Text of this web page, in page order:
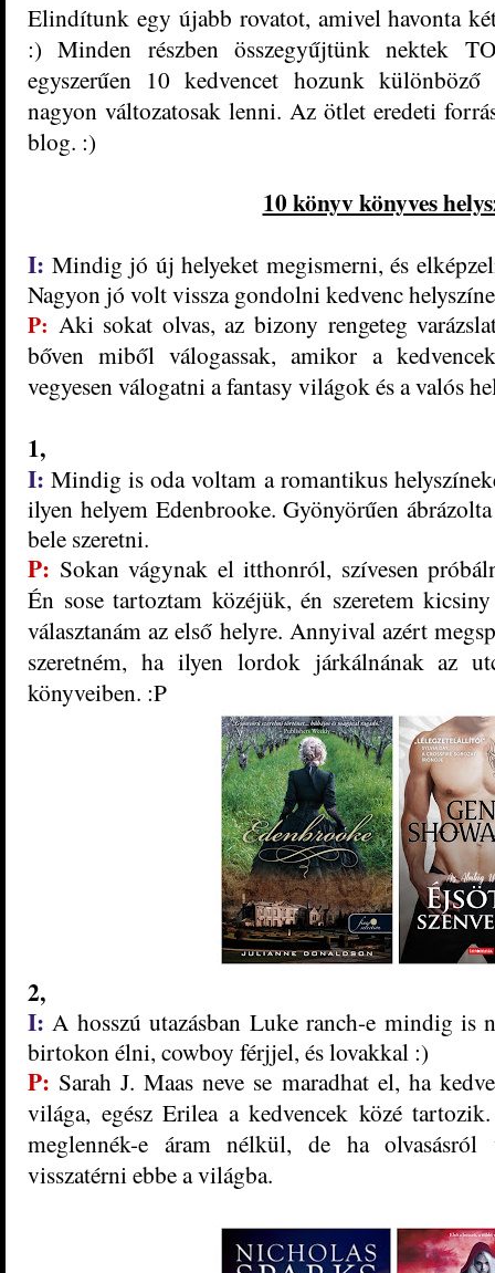
Elindítunk egy újabb rovatot, amivel havonta
:) Minden részben összegyűjtünk nektek
egyszerűen 10 kedvencet hozunk különböző
nagyon változatosak lenni. Az ötlet eredeti
blog. :)
10 könyv könyves
I: Mindig jó új helyeket megismerni, és
Nagyon jó volt vissza gondolni kedvenc
P: Aki sokat olvas, az bizony rengeteg
bőven miből válogassak, amikor a
vegyesen válogatni a fantasy világok és a valós
1,
I:Mindig is oda voltam a romantikus
ilyen helyem Edenbrooke. Gyönyörűen
bele szeretni.
P: Sokan vágynak el itthonról, szívesen
Én sose tartoztam közéjük, én szeretem
választanám az első helyre. Annyival azért
szeretném, ha ilyen lordok járkálnának az
könyveiben. :P
2,
I:A hosszú utazásban Luke ranch-e mindig
birtokon élni, cowboy férjjel, és lovakkal :)
P: Sarah J. Maas neve se maradhat el, ha
világa, egész Erilea a kedvencek közé
meglennék-e áram nélkül, de ha olvasásról
visszatérni ebbe a világba.